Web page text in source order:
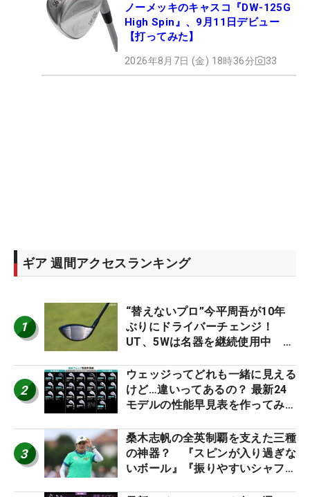
ノーメッキのキャスコ『DW-125G
High Spin』、9月11日デビュー
【打ってみた】
2026年8月7日 (金) 18時36分 33
ギア 週間アクセスランキング
1
“替えないプロ”今平周吾が10年
ぶりにドライバーチェンジ！
UT、5Wは名器を継続使用中 #
2
ウェッジってどれも一緒に見える
けど…違いってあるの？ 最新24
モデルの性能早見表を作ってみ
3
桑木志帆の全英制覇を支えた三種
の神器？ 『スピンが入り過ぎな
いボール』『振りやすいシャフ